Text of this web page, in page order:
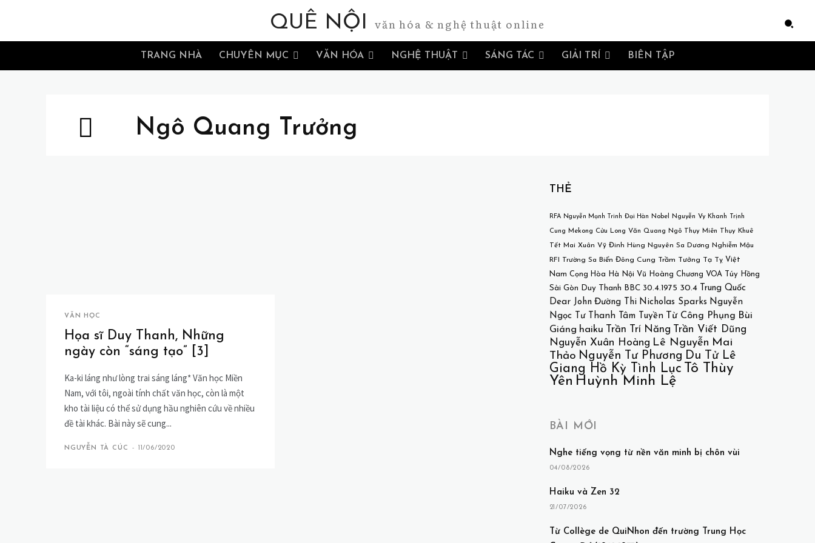
QUÊ NỘI văn hóa & nghệ thuật online
TRANG NHÀ CHUYÊN MỤC VĂN HÓA NGHỆ THUẬT SÁNG TÁC GIẢI TRÍ BIÊN TẬP
Ngô Quang Trưởng
VĂN HỌC
Họa sĩ Duy Thanh, Những
ngày còn “sáng tạo” [3]
Ka-ki láng như lòng trai sáng láng* Văn học Miền
Nam, với tôi, ngoài tính chất văn học, còn là một
kho tài liệu có thể sử dụng hầu nghiên cứu về nhiều
đề tài khác. Bài này sẽ cung...
NGUYỄN TÀ CÚC - 11/06/2020
THẺ
RFA Nguyễn Mạnh Trinh Đại Hàn Nobel Nguyễn Vy Khanh Trịnh
Cung Mekong Cửu Long Văn Quang Ngô Thụy Miên
Thụy Khuê
Tết Mai Xuân Vỹ Đinh Hùng Nguyên Sa Dương Nghiễm Mậu
RFI
Trường Sa Biển Đông Cung Trầm Tưởng Tạ Tỵ Việt
Nam Cọng Hòa
Hà Nội Vũ Hoàng Chương VOA
Túy Hồng
Sài Gòn
Duy Thanh BBC 30.4.1975 30.4 Trung Quốc
Dear John Đường Thi Nicholas Sparks Nguyễn
Ngọc Tư Thanh Tâm Tuyền Từ Công Phụng Bùi
Giáng haiku Trần Trí Năng
Trần Viết Dũng
Nguyễn Xuân Hoàng Lê Nguyễn Mai
Thảo Nguyễn Tư Phương Du Tử Lê
Giang Hồ Kỳ Tình Lục Tô Thùy
Yên Huỳnh Minh Lệ
BÀI MỚI
Nghe tiếng vọng từ nền văn minh bị chôn vùi
04/08/2026
Haiku và Zen 32
21/07/2026
Từ Collège de QuiNhon đến trường Trung Học